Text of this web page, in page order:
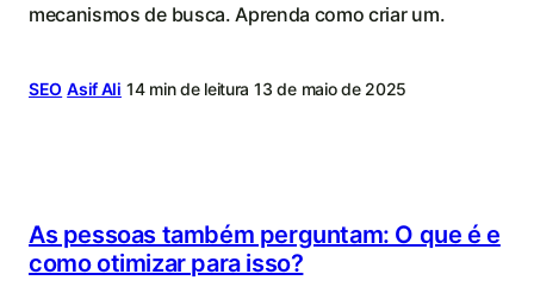
mecanismos de busca. Aprenda como criar um.
SEO Asif Ali 14 min de leitura 13 de maio de 2025
As pessoas também perguntam: O que é e
como otimizar para isso?